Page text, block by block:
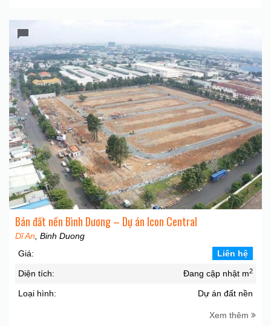
Bán đất nền Bình Dương – Dự án Icon Central
Dĩ An , Binh Duong
Giá:
Liên hệ
Diện tích: Đang cập nhật m2
Loại hình: Dự án đất nền
Xem thêm